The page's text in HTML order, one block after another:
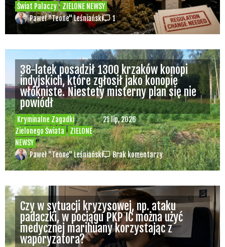
Świat Palaczy
ZIELONE NEWSY
Paweł "Teone" Leśniański 1
Kryminalne Zagadki
Zielonego Świata
ZIELONE
NEWSY
21 lip, 2026
38-latek posadził 1300 krzaków konopi
indyjskich, które zgłosił jako konopie
włókniste. Niestety misterny plan się nie
powiódł
Paweł "Teone" Leśniański Brak komentarzy
Czy w sytuacji kryzysowej, np. ataku
padaczki, w pociągu PKP IC można użyć
medycznej marihuany korzystając z
waporyzatora?